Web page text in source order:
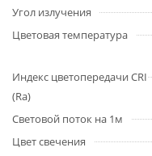
Угол излучения
Цветовая температура
Индекс цветопередачи CRI
(Ra)
Световой поток на 1м
Цвет свечения